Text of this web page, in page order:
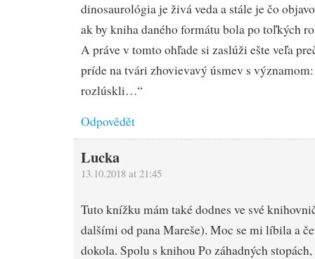
dinosaurológia je živá veda a stále je čo
ak by kniha daného formátu bola po toľkých
A práve v tomto ohľade si zaslúži ešte veľa
príde na tvári zhovievavý úsmev s
rozlúskli…“
Odpovědět
Lucka
13.10.2018 at 21:45
Tuto knížku mám také dodnes ve své
dalšími od pana Mareše). Moc se mi líbila a
dokola. Spolu s knihou Po záhadných